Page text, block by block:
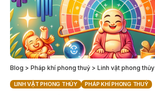
Blog > Pháp khí phong thuỷ > Linh vật phong thủy
LINH VẬT PHONG THỦY PHÁP KHÍ PHONG THUỶ